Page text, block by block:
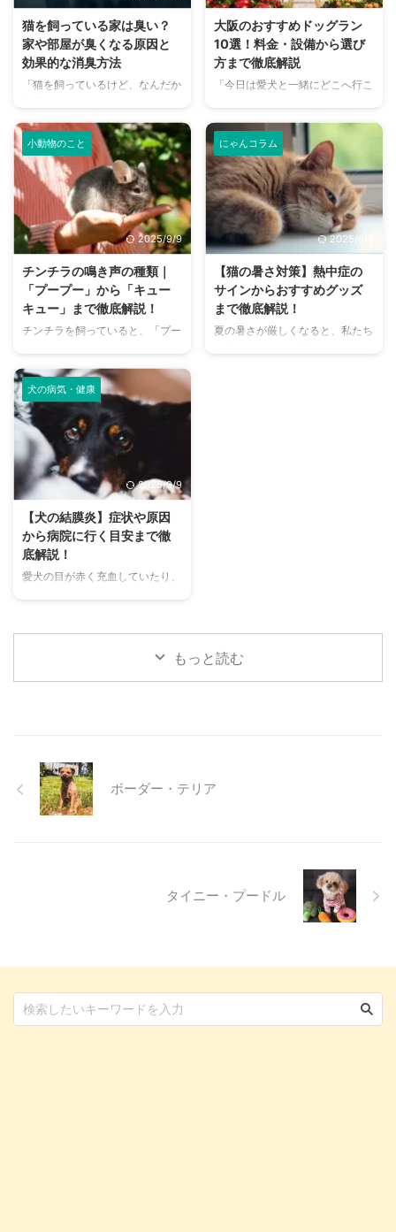
猫を飼っている家は臭い？
家や部屋が臭くなる原因と
効果的な消臭方法
「猫を飼っているけど、なんだか
悩みはありませんか？猫との暮ら
しは幸せで満ちていますが、独特
のにおいが気になるという飼い主
さんは少なくありません。 特
に、来客時などは「うちのにお
い、大丈夫かな？」と不安に感じ
てしまうこともあるでしょう。
この記事では、猫のにおいの原因
体、部屋など、場所別に具体的な
消臭対策を徹底的に解説します。
さらに、猫と飼い主さん両方にと
って快適な消臭グッズの選び方ま
の情報を網羅的にご紹介します。
今 ...
大阪のおすすめドッグラン
10選！料金・設備から選び
方まで徹底解説
「今日は愛犬と一緒にどこへ行こ
か？大阪には、広大な敷地でのび
のびと遊べるドッグランから、都
心でアクセスしやすい便利な施設
まで、魅力的なドッグランがたく
さんあります。 しかし、「初め
てドッグランに行くから不安」
「どの施設が愛犬に合っているか
わからない」という方も多いので
は、大阪府内にある人気のドッグ
ランを厳選し、料金、広さ、利用
条件、設備など、気になる情報を
網羅的に解説します。 さらに、
小動物のこと
2025/9/9
チンチラの鳴き声の種類｜
「プープー」から「キュー
キュー」まで徹底解説！
チンチラを飼っていると、「プー
まざまな鳴き声が聞こえてくるこ
とがありますよね。 チンチラは
犬や猫のように鳴き声で感情を表
現するため、その鳴き声の意味を
理解することは、愛チンチラとの
関係を深める上で非常に大切で
す。 この記事では、チンチラの
代表的な鳴き声の種類とその意味
鳴き声からわかるストレスや病気
のサイン、チンチラが鳴く理由を
理解して良好な関係を築くための
ヒントもご紹介します。 この記
ニ ...
にゃんコラム
2025/9/9
【猫の暑さ対策】熱中症の
サインからおすすめグッズ
まで徹底解説！
夏の暑さが厳しくなると、私たち
る ...
犬の病気・健康
2025/9/9
【犬の結膜炎】症状や原因
から病院に行く目安まで徹
底解説！
愛犬の目が赤く充血していたり、
る目の病気ですが、原因や症状は
さまざまです。 この記事では、
炎かも？」と思ったときに、すぐ
に動物病院に行くべきかどうかの
判断基準や、病院での治療内容に
もっと読む
ボーダー・テリア
タイニー・プードル